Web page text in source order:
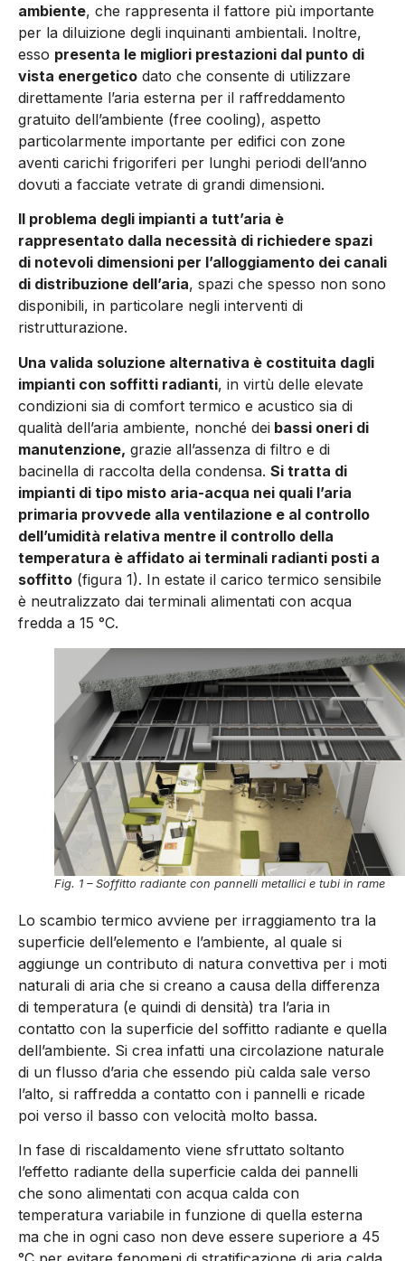
ambiente, che rappresenta il fattore più importante
per la diluizione degli inquinanti ambientali. Inoltre,
esso presenta le migliori prestazioni dal punto di
vista energetico dato che consente di utilizzare
direttamente l’aria esterna per il raffreddamento
gratuito dell’ambiente (free cooling), aspetto
particolarmente importante per edifici con zone
aventi carichi frigoriferi per lunghi periodi dell’anno
dovuti a facciate vetrate di grandi dimensioni.
Il problema degli impianti a tutt’aria è
rappresentato dalla necessità di richiedere spazi
di notevoli dimensioni per l’alloggiamento dei canali
di distribuzione dell’aria, spazi che spesso non sono
disponibili, in particolare negli interventi di
ristrutturazione.
Una valida soluzione alternativa è costituita dagli
impianti con soffitti radianti, in virtù delle elevate
condizioni sia di comfort termico e acustico sia di
qualità dell’aria ambiente, nonché dei bassi oneri di
manutenzione, grazie all’assenza di filtro e di
bacinella di raccolta della condensa. Si tratta di
impianti di tipo misto aria-acqua nei quali l’aria
primaria provvede alla ventilazione e al controllo
dell’umidità relativa mentre il controllo della
temperatura è affidato ai terminali radianti posti a
soffitto (figura 1). In estate il carico termico sensibile
è neutralizzato dai terminali alimentati con acqua
fredda a 15 °C.
Fig. 1 – Soffitto radiante con pannelli metallici e tubi in rame
Lo scambio termico avviene per irraggiamento tra la
superficie dell’elemento e l’ambiente, al quale si
aggiunge un contributo di natura convettiva per i moti
naturali di aria che si creano a causa della differenza
di temperatura (e quindi di densità) tra l’aria in
contatto con la superficie del soffitto radiante e quel­la
dell’ambiente. Si crea infatti una circolazione naturale
di un flusso d’aria che essendo più calda sale verso
l’alto, si raffredda a contatto con i pannelli e ricade
poi verso il basso con velocità molto bassa.
In fase di riscaldamento viene sfruttato soltanto
l’effetto radiante della superficie calda dei pannelli
che sono alimentati con acqua calda con
temperatura variabile in funzione di quella esterna
ma che in ogni caso non deve essere superiore a 45